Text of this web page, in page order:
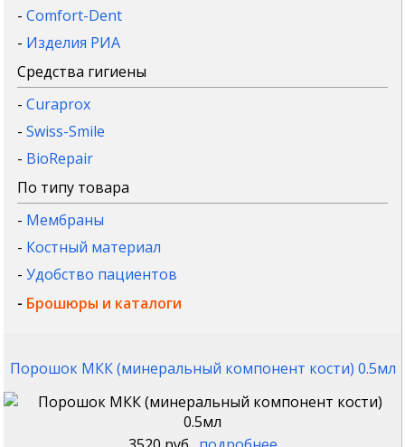
-Comfort-Dent
- Изделия РИА
Средства гигиены
-Curaprox
-Swiss-Smile
- BioRepair
По типу товара
- Мембраны
- Костный материал
-Удобство пациентов
- Брошюры и каталоги
Порошок МКК (минеральный компонент кости) 0.5мл